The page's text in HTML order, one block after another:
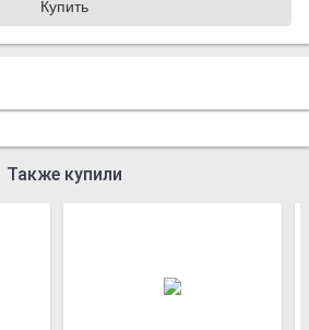
Также купили